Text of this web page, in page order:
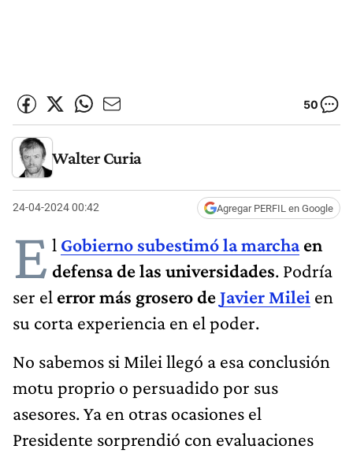
50
Walter Curia
24-04-2024 00:42 Agregar PERFIL en Google
E l Gobierno subestimó la marchaen
defensa de las universidades. Podría
ser el error más grosero deJavier Milei en
su corta experiencia en el poder.
No sabemos si Milei llegó a esa conclusión
motu proprio o persuadido por sus
asesores. Ya en otras ocasiones el
Presidente sorprendió con evaluaciones